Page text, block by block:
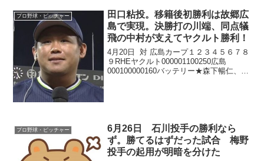
くれました。
プロ野球・ピッチャー
田口粘投。移籍後初勝利は故郷広
島で実現。決勝打の川端、同点犠
飛の中村が支えてヤクルト勝利！
4月20日 対 広島カープ１２３４５６７８
９RHEヤクルト000001100250広島
000100000160バッテリー★森下暢仁、コ
プロ野球・ピッチャー
6月26日 石川投手の勝利なら
ず。勝てるはずだった試合 梅野
投手の起用が明暗を分けた